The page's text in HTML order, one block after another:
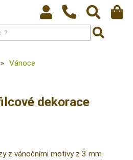
Vánoce
dekorace
z vánočními motivy z 3 mm